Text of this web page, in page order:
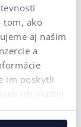
tom, ako
aj našim
a
im poskytli
ich služby.
s